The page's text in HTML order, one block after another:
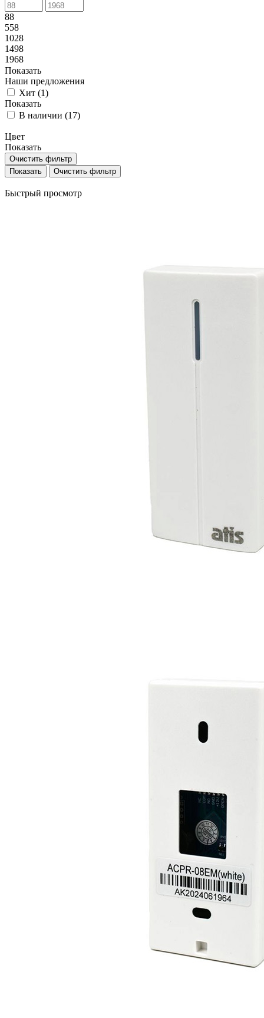
88
558
1028
1498
1968
Показать
Наши предложения
Хит (1)
Показать
В наличии (17)
Цвет
Показать
Очистить фильтр
Очистить фильтр
Быстрый просмотр